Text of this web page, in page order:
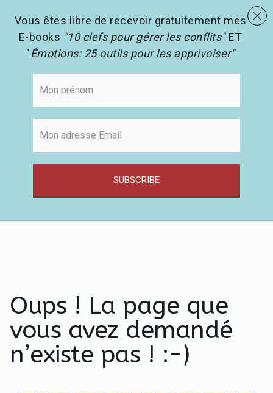
menu Les activités en pédagogie search
Oups ! La page que
vous avez demandé
n’existe pas ! :-)
Vous êtes libre de recevoir gratuitement mes
E-books "10 clefs pour gérer les conflits" ET
"Émotions: 25 outils pour les apprivoiser"
SUBSCRIBE